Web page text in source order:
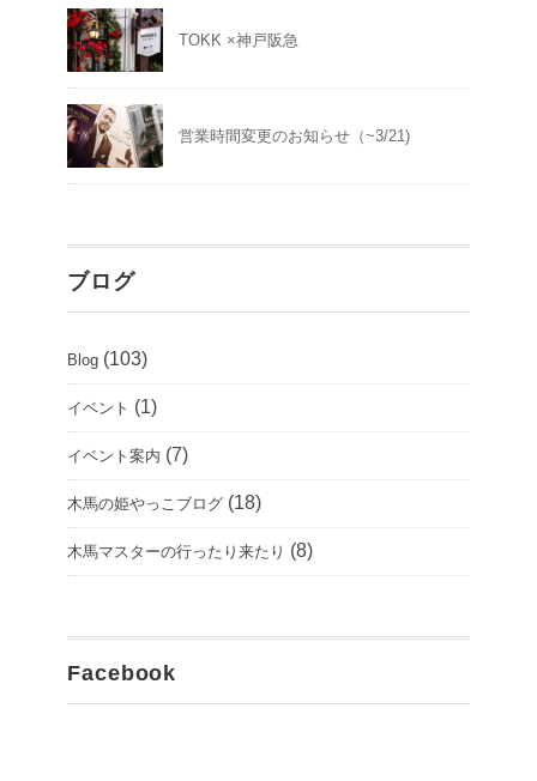
TOKK ×神戸阪急
営業時間変更のお知らせ（~3/21)
ブログ
Blog (103)
イベント (1)
イベント案内 (7)
木馬の姫やっこブログ (18)
木馬マスターの行ったり来たり (8)
Facebook